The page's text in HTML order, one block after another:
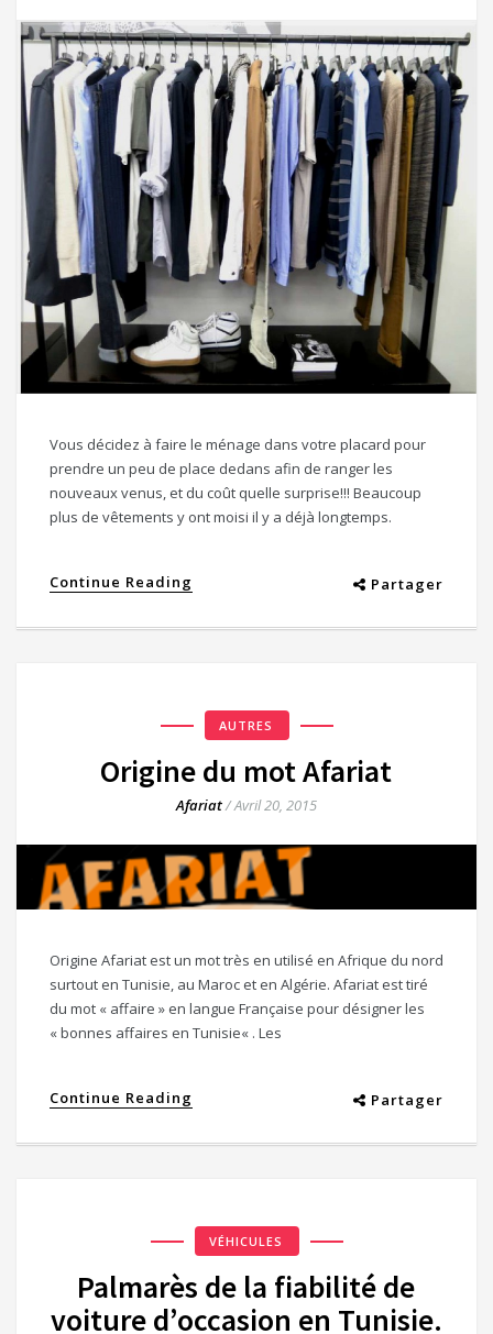
Vous décidez à faire le ménage dans votre placard pour
prendre un peu de place dedans afin de ranger les
nouveaux venus, et du coût quelle surprise!!! Beaucoup
plus de vêtements y ont moisi il y a déjà longtemps.
Continue Reading Partager
AUTRES
Origine du mot Afariat
Afariat/Avril 20, 2015
Origine Afariat est un mot très en utilisé en Afrique du nord
surtout en Tunisie, au Maroc et en Algérie. Afariat est tiré
du mot « affaire » en langue Française pour désigner les
« bonnes affaires en Tunisie« . Les
Continue Reading Partager
VÉHICULES
Palmarès de la fiabilité de
voiture d’occasion en Tunisie.